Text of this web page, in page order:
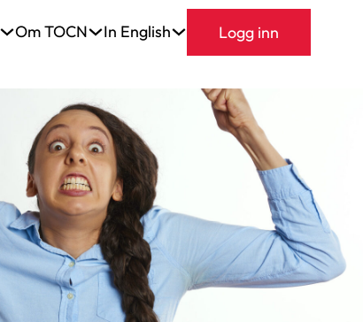
Om TOCN In English Logg inn